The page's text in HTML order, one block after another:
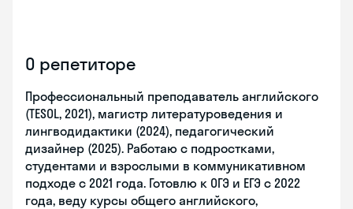
О репетиторе
Профессиональный преподаватель английского
(TESOL, 2021), магистр литературоведения и
лингводидактики (2024), педагогический
дизайнер (2025). Работаю с подростками,
студентами и взрослыми в коммуникативном
подходе с 2021 года. Готовлю к ОГЭ и ЕГЭ с 2022
года, веду курсы общего английского,